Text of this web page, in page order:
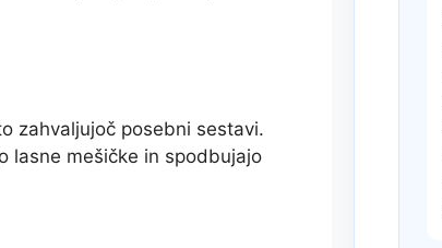
zahvaljujoč posebni sestavi.
lasne mešičke in spodbujajo